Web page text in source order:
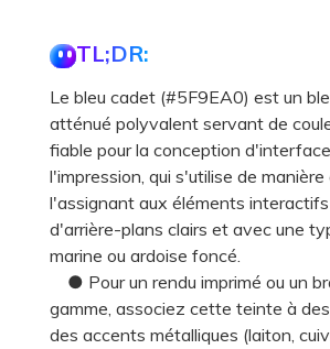
TL;DR:
Le bleu cadet (#5F9EA0) est un
atténué polyvalent servant de
fiable pour la conception
l'impression, qui s'utilise de
l'assignant aux éléments
d'arrière-plans clairs et avec une
marine ou ardoise foncé.
● Pour un rendu imprimé ou un
gamme, associez cette teinte à
des accents métalliques (laiton,